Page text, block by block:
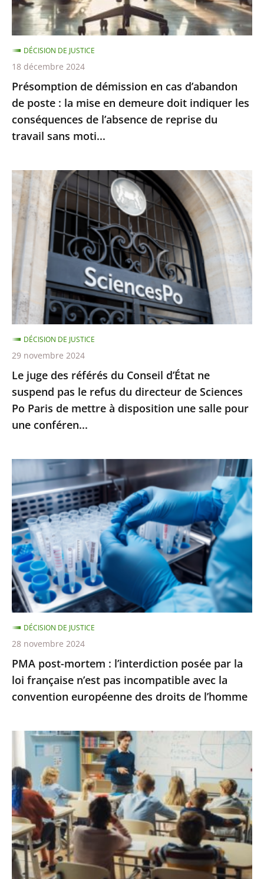
poste
:
la
mise
en
demeure
doit
indiquer
les
de
l’absence
de
reprise
du
travail
sans
Présomption de démission en cas d’abandon
de poste : la mise en demeure doit indiquer les
conséquences de l’absence de reprise du
travail sans moti...
DÉCISION DE JUSTICE
18 décembre 2024
Le
juge
des
référés
du
Conseil
d’État
ne
suspend
pas
le
refus
du
directeur
de
Sciences
Paris
mettre
à
disposition
une
salle
pour
une
conféren...
Le juge des référés du Conseil d’État ne
suspend pas le refus du directeur de Sciences
Po Paris de mettre à disposition une salle pour
une conféren...
DÉCISION DE JUSTICE
29 novembre 2024
PMA
post-
mortem
:
l’interdiction
posée
par
la
loi
française
n’est
pas
incompatible
avec
la
européenne
droits
de
l’homme
PMA post-mortem : l’interdiction posée par la
loi française n’est pas incompatible avec la
convention européenne des droits de l’homme
DÉCISION DE JUSTICE
28 novembre 2024
poursuite
des
«
groupes
de
besoins
»
au